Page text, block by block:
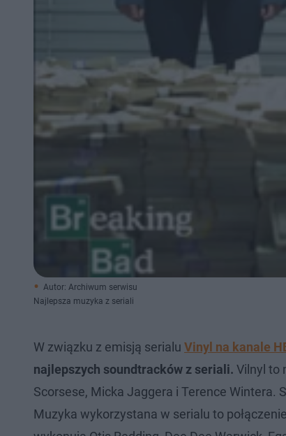
Autor: Archiwum serwisu
Najlepsza muzyka z seriali
W związku z emisją serialu Vinyl na kanale
najlepszych soundtracków z seriali. Vilnyl to
Scorsese, Micka Jaggera i Terence
Muzyka wykorzystana w serialu to